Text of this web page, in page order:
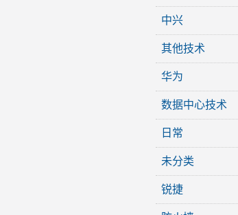
中兴
其他技术
华为
数据中心技术
日常
未分类
锐捷